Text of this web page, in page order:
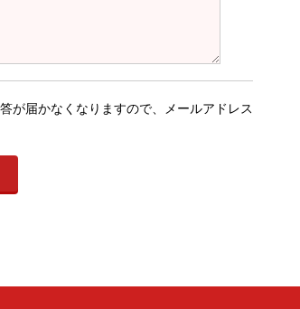
が届かなくなりますので、メールアドレス